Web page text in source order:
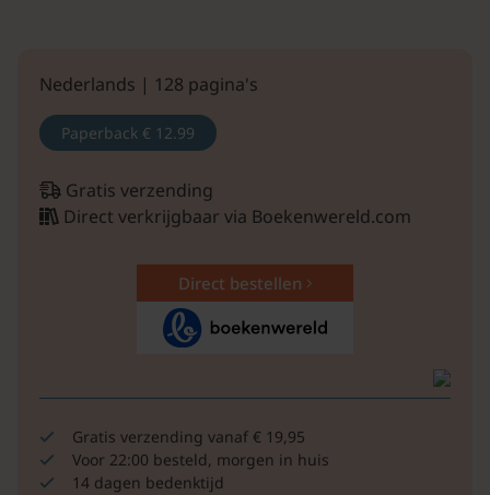
Nederlands | 128 pagina's
Paperback € 12.99
Gratis verzending
Direct verkrijgbaar via Boekenwereld.com
Direct bestellen
Gratis verzending vanaf € 19,95
Voor 22:00 besteld, morgen in huis
14 dagen bedenktijd